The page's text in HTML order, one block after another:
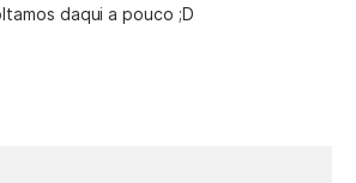
daqui a pouco ;D